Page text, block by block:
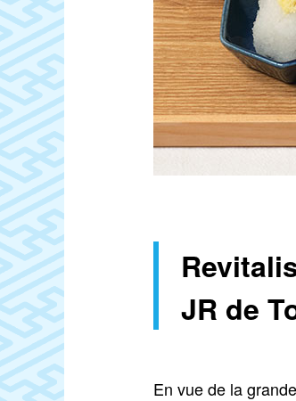
JR de
En vue de la